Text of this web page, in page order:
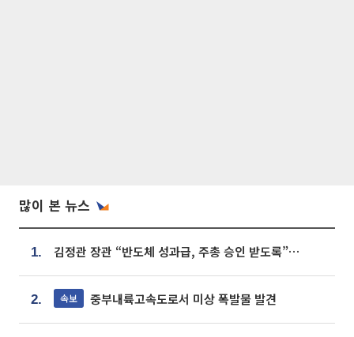
많이 본 뉴스
1. 김정관 장관 “반도체 성과급, 주총 승인 받도록”…상법·자본시장법 개정 시사
2. 속보 중부내륙고속도로서 미상 폭발물 발견